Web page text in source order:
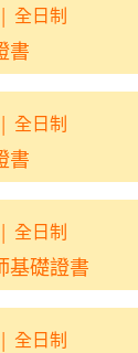
| 全日制
書
| 全日制
書
| 全日制
基礎證書
| 全日制